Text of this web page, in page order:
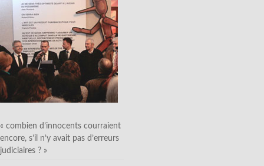
« combien d’innocents courraient
encore, s’il n’y avait pas d’erreurs
judiciaires ? »